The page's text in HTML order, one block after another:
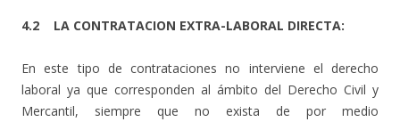
4.2 LA CONTRATACION EXTRA-LABORAL DIRECTA:
En este tipo de contrataciones no interviene el derecho
laboral ya que corresponden al ámbito del Derecho Civil y
Mercantil, siempre que no exista de por medio